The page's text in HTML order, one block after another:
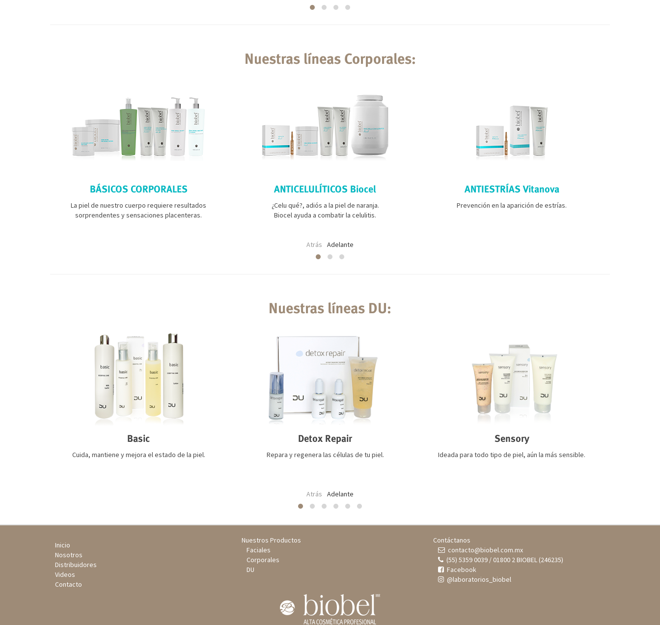
Nuestras líneas Corporales:
BÁSICOS CORPORALES
La piel de nuestro cuerpo requiere resultados
sorprendentes y sensaciones placenteras.
ANTICELULÍTICOS Biocel
¿Celu qué?, adiós a la piel de naranja.
Biocel ayuda a combatir la celulitis.
ANTIESTRÍAS Vitanova
Prevención en la aparición de estrías.
Atrás Adelante
Nuestras líneas DU:
Basic
Cuida, mantiene y mejora el estado de la piel.
Detox Repair
Repara y regenera las células de tu piel.
Sensory
Ideada para todo tipo de piel, aún la más sensible.
Atrás Adelante
Inicio
Nosotros
Distribuidores
Videos
Contacto
Nuestros Productos
Faciales
Corporales
DU
Contáctanos
contacto@biobel.com.mx
(55) 5359 0039 / 01800 2 BIOBEL (246235)
Facebook
@laboratorios_biobel